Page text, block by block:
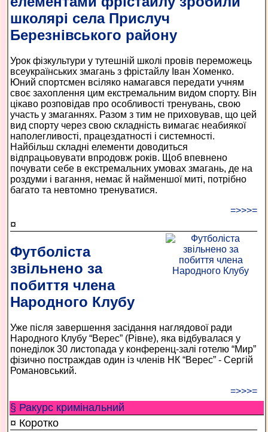
школярі села Прислуч
Березнівського району
Урок фізкультури у тутешній школі провів переможець
всеукраїнських змагань з фрістайлу Іван Хоменко.
Юний спортсмен всіляко намагався передати учням
своє захоплення цим екстремальним видом спорту. Він
цікаво розповідав про особливості тренувань, свою
участь у змаганнях. Разом з тим не приховував, що цей
вид спорту через свою складність вимагає неабиякої
наполегливості, працездатності і системності.
Найбільш складні елементи доводиться
відпрацьовувати впродовж років. Щоб впевнено
почувати себе в екстремальних умовах змагань, де на
роздуми і вагання, немає й найменшої миті, потрібно
багато та невтомно тренуватися.
=>>>=
¤
Футболіста
звільнено за
побиття члена
Народного Клубу
Уже після завершення засідання наглядової ради
Народного Клубу “Верес” (Рівне), яка відбувалася у
понеділок 30 листопада у конференц-залі готелю “Мир”
фізично постраждав один із членів НК “Верес” - Сергій
Романовський.
=>>>=
§ Ракурс кримінальний
¤ Коротко